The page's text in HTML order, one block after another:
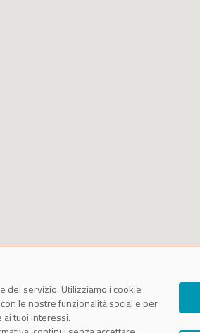
del servizio. Utilizziamo i cookie
le nostre funzionalità social e per
tuoi interessi.